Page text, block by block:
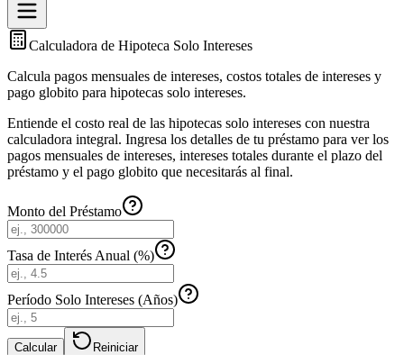
Calculadora de Hipoteca Solo Intereses
Calcula pagos mensuales de intereses, costos totales de intereses y
pago globito para hipotecas solo intereses.
Entiende el costo real de las hipotecas solo intereses con nuestra
calculadora integral. Ingresa los detalles de tu préstamo para ver los
pagos mensuales de intereses, intereses totales durante el plazo del
préstamo y el pago globito que necesitarás al final.
Monto del Préstamo
Tasa de Interés Anual (%)
Período Solo Intereses (Años)
Calcular Reiniciar